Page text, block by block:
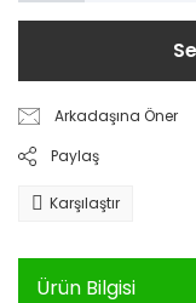
Arkadaşına Öner
Paylaş
Karşılaştır
Ürün Bilgisi